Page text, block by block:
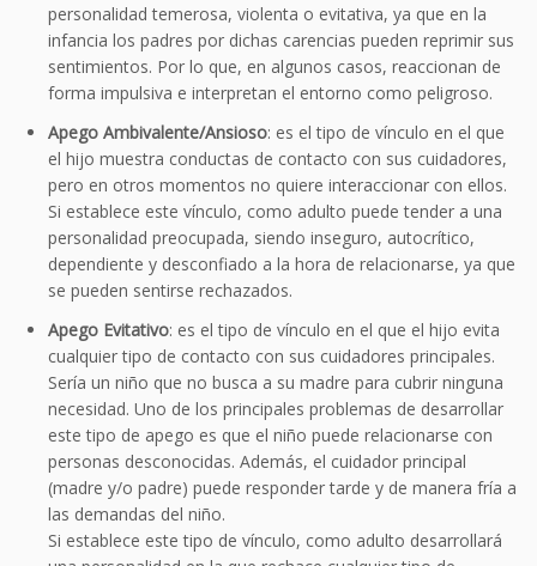
personalidad temerosa, violenta o evitativa, ya que en la
infancia los padres por dichas carencias pueden reprimir sus
sentimientos. Por lo que, en algunos casos, reaccionan de
forma impulsiva e interpretan el entorno como peligroso.
Apego Ambivalente/Ansioso: es el tipo de vínculo en el que
el hijo muestra conductas de contacto con sus cuidadores,
pero en otros momentos no quiere interaccionar con ellos.
Si establece este vínculo, como adulto puede tender a una
personalidad preocupada, siendo inseguro, autocrítico,
dependiente y desconfiado a la hora de relacionarse, ya que
se pueden sentirse rechazados.
Apego Evitativo: es el tipo de vínculo en el que el hijo evita
cualquier tipo de contacto con sus cuidadores principales.
Sería un niño que no busca a su madre para cubrir ninguna
necesidad. Uno de los principales problemas de desarrollar
este tipo de apego es que el niño puede relacionarse con
personas desconocidas. Además, el cuidador principal
(madre y/o padre) puede responder tarde y de manera fría a
las demandas del niño.
Si establece este tipo de vínculo, como adulto desarrollará